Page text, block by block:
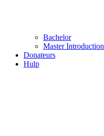
Bachelor
Master Introduction
Donateurs
Hulp